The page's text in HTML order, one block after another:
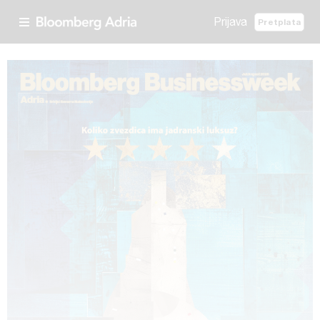
Prijava Pretplata